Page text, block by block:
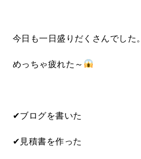
今日も一日盛りだくさんでした。
めっちゃ疲れた～
✔ブログを書いた
✔見積書を作った